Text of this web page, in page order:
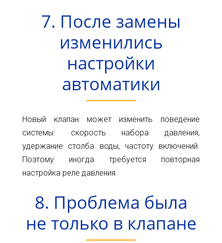
7. После замены
изменились
настройки
автоматики
Новый клапан может изменить поведение
системы: скорость набора давления,
удержание столба воды, частоту включений.
Поэтому иногда требуется повторная
настройка реле давления.
8. Проблема была
не только в клапане